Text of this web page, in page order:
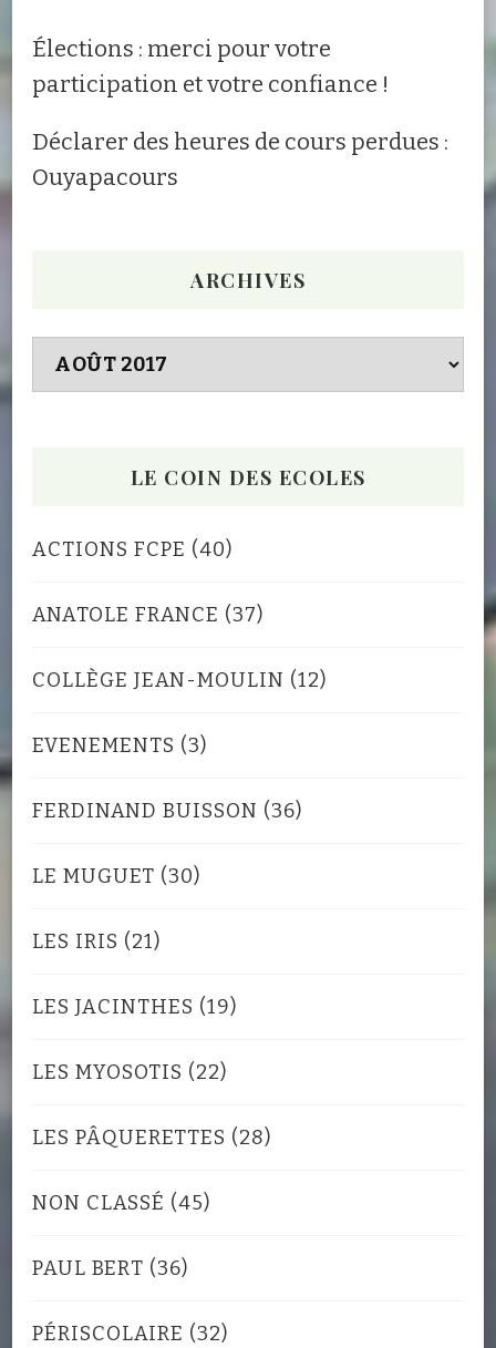
Élections : merci pour votre
participation et votre confiance !
Déclarer des heures de cours perdues :
Ouyapacours
ARCHIVES
Archives
LE COIN DES ECOLES
ACTIONS FCPE (40)
ANATOLE FRANCE (37)
COLLÈGE JEAN-MOULIN (12)
EVENEMENTS (3)
FERDINAND BUISSON (36)
LE MUGUET (30)
LES IRIS (21)
LES JACINTHES (19)
LES MYOSOTIS (22)
LES PÂQUERETTES (28)
NON CLASSÉ (45)
PAUL BERT (36)
PÉRISCOLAIRE (32)